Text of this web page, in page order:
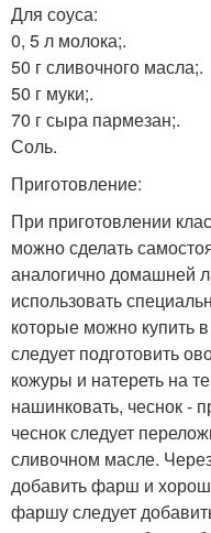
Для соуса:
0, 5 л молока;.
50 г сливочного масла;.
50 г муки;.
70 г сыра пармезан;.
Соль.
Приготовление:
При приготовлении
можно сделать
аналогично домашней
использовать
которые можно купить
следует подготовить
кожуры и натереть на
нашинковать, чеснок -
чеснок следует
сливочном масле.
добавить фарш и
фаршу следует